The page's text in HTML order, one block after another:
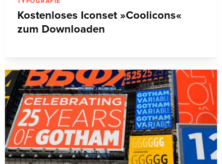
Kostenloses Iconset »Coolicons«
zum Downloaden